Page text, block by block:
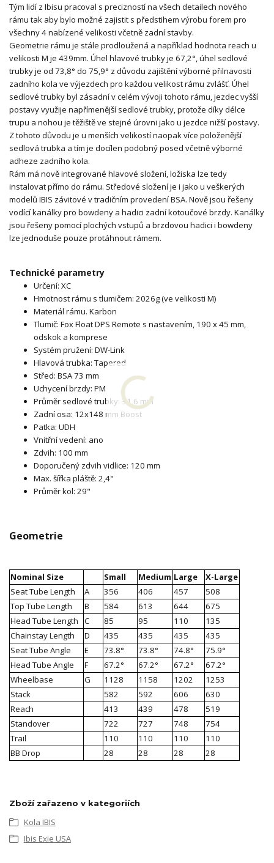
Tým lidí z Ibisu pracoval s precizností na všech detailech nového
rámu tak aby bylo možné zajistit s předstihem výrobu forem pro
všechny 4 nabízené velikosti včetně zadní stavby.
Geometrie rámu je stále prodloužená a například hodnota reach u
velikosti M je 439mm. Úhel hlavové trubky je 67,2°, úhel sedlové
trubky je od 73,8° do 75,9° z důvodu zajištění výborné přilnavosti
zadního kola ve výjezdech pro každou velikost rámu zvlášť. Úhel
sedlové trubky byl zásadní v celém vývoji tohoto rámu, jezdec vyšší
postavy využije napřímenější sedlové trubky, protože díky délce
trupu a nohou je těžiště ve stejné úrovni jako u jezdce nižší postavy.
Z tohoto důvodu je u menších velikostí naopak více položenější
sedlová trubka a tím je docílen podobný posed včetně výborné
adheze zadního kola.
Rám má nově integrované hlavové složení, ložiska lze tedy
instalovat přímo do rámu. Středové složení je i jako u veškerých
modelů IBIS závitové v tradičním provedení BSA. Nově jsou řešeny
vodící kanálky pro bowdeny a hadici zadní kotoučové brzdy. Kanálky
jsou řešeny pomocí plochých vstupů a brzdovou hadici i bowdeny
lze jednoduše pouze protáhnout rámem.
Technické parametry
Určení: XC
Hmotnost rámu s tlumičem: 2026g (ve velikosti M)
Materiál rámu. Karbon
Tlumič: Fox Float DPS Remote s nastavením, 190 x 45 mm,
odskok a komprese
Systém pružení: DW-Link
Hlavová trubka: Tapered
Střed: BSA 73 mm
Uchycení brzdy: PM
Průměr sedlové trubky: 31,6 mm
Zadní osa: 12x148 mm Boost
Patka: UDH
Vnitřní vedení: ano
Zdvih: 100 mm
Doporučený zdvih vidlice: 120 mm
Max. šířka pláště: 2,4"
Průměr kol: 29"
Geometrie
Nominal Size Small Medium Large
X-Large
Seat Tube Length
A 356 406 457
508
Top Tube Length
B 584 613 644
675
Head Tube Length
C 85 95 110
135
Chainstay Length
D 435 435 435
435
Seat Tube Angle
E 73.8° 73.8° 74.8°
75.9°
Head Tube Angle
F 67.2° 67.2° 67.2°
67.2°
Wheelbase
G 1128 1158 1202
1253
Stack
582 592 606
630
Reach
413 439 478
519
Standover
722 727 748
754
Trail
110 110 110
110
BB Drop
28 28 28 28
Zboží zařazeno v kategoriích
Kola IBIS
Ibis Exie USA